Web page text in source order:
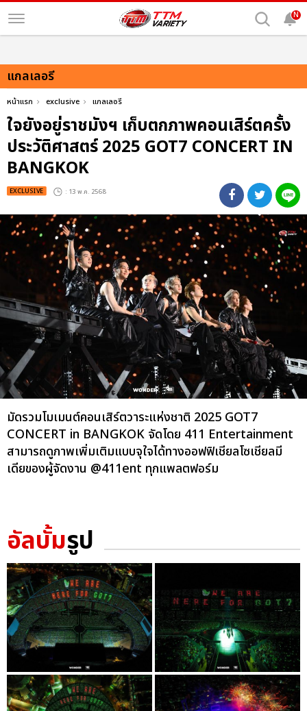
N
แกลเลอรี
หน้าแรก exclusive แกลเลอรี
ใจยังอยู่ราชมังฯ เก็บตกภาพคอนเสิร์ตครั้ง
ประวัติศาสตร์ 2025 GOT7 CONCERT IN
BANGKOK
EXCLUSIVE : 13 พ.ค. 2568
มัดรวมโมเมนต์คอนเสิร์ตวาระแห่งชาติ 2025 GOT7
CONCERT in BANGKOK จัดโดย 411 Entertainment
สามารถดูภาพเพิ่มเติมแบบจุใจได้ทางออฟฟิเชียลโซเชียลมี
เดียของผู้จัดงาน @411ent ทุกแพลตฟอร์ม
อัลบั้มรูป